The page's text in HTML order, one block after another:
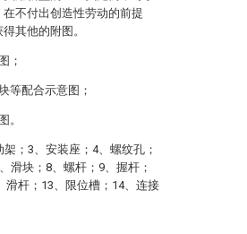
不付出创造性劳动的前提
其他的附图。
；
等配合示意图；
。
；3、安装座；4、螺纹孔；
滑块；8、螺杆；9、握杆；
滑杆；13、限位槽；14、连接